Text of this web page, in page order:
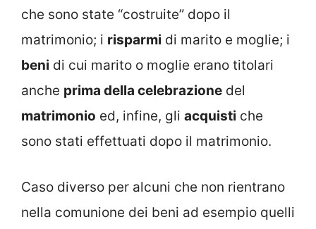
che sono state “costruite” dopo il
matrimonio; i risparmi di marito e moglie; i
beni di cui marito o moglie erano titolari
anche prima della celebrazione del
matrimonio ed, infine, gli acquisti che
sono stati effettuati dopo il matrimonio.
Caso diverso per alcuni che non rientrano
nella comunione dei beni ad esempio quelli